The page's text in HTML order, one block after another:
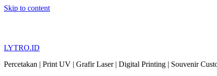
Skip to content
LYTRO.ID
Percetakan | Print UV | Grafir Laser | Digital Printing | Souvenir